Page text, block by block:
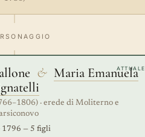
ATTUALE
& Maria Emanuela
· erede di Moliterno e
1796 — 5 figli